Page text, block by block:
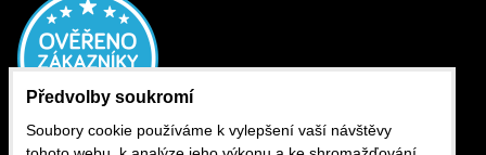
Předvolby soukromí
Soubory cookie používáme k vylepšení vaší návštěvy